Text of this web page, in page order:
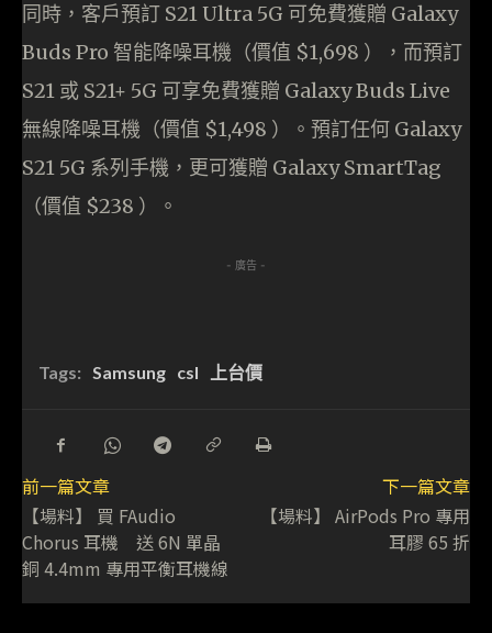
同時，客戶預訂 S21 Ultra 5G 可免費獲贈 Galaxy
Buds Pro 智能降噪耳機（價值 $1,698 ），而預訂
S21 或 S21+ 5G 可享免費獲贈 Galaxy Buds Live
無線降噪耳機（價值 $1,498 ）。預訂任何 Galaxy
S21 5G 系列手機，更可獲贈 Galaxy SmartTag
（價值 $238 ）。
- 廣告 -
Tags: Samsung csl 上台價
前一篇文章
【場料】 買 FAudio
Chorus 耳機 送 6N 單晶
銅 4.4mm 專用平衡耳機線
下一篇文章
【場料】 AirPods Pro 專用
耳膠 65 折